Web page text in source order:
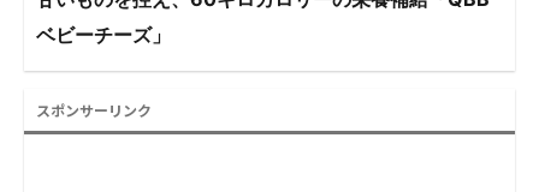
ベビーチーズ」
スポンサーリンク